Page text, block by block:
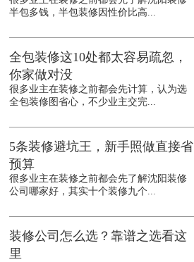
半包多钱，半包装修因性价比高...
全包装修这10处都太容易疏忽，
你家做对没
很多业主在装修之前都会先计算，认为选
全包装修图省心，不少业主交完...
5条装修避坑王，新手照做直接省
预算
很多业主在装修之前都会先了解沈阳装修
公司哪家好，其实十个装修九个...
装修公司怎么选？靠谱之选看这
里